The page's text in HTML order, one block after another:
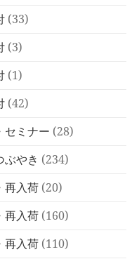
(33)
(3)
(1)
(42)
セミナー (28)
ぶやき (234)
再入荷 (20)
再入荷 (160)
再入荷 (110)